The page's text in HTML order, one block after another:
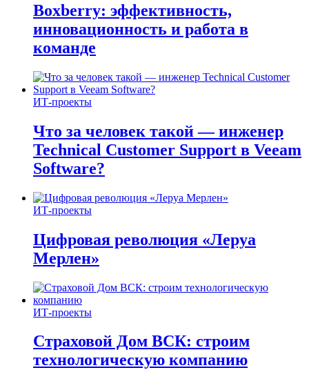
Boxberry: эффективность,
инновационность и работа в
команде
ИТ-проекты
Что за человек такой — инженер
Technical Customer Support в Veeam
Software?
ИТ-проекты
Цифровая революция «Леруа
Мерлен»
ИТ-проекты
Страховой Дом ВСК: строим
технологическую компанию